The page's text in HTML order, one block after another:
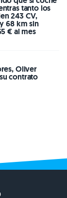
tanto los
243 CV,
68 km sin
€ al mes
Oliver
contrato